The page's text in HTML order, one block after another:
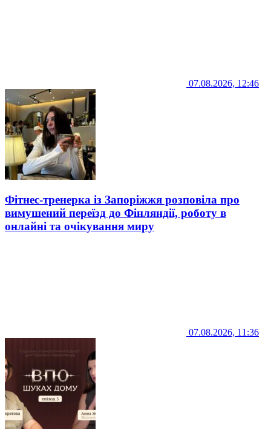
07.08.2026, 12:46
Фітнес-тренерка із Запоріжжя розповіла про
вимушений переїзд до Фінляндії, роботу в
онлайні та очікування миру
07.08.2026, 11:36